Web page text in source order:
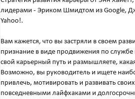
лидерами - Эриком Шмидтом из Google,
Yahoo!.
Вам кажется, что вы застряли в своем
признание в виде продвижения по
свой карьерный путь и размышляете,
Возможно, вы руководитель и ищете
привлечь, мотивировать и развивать
повседневными лайфхаками и